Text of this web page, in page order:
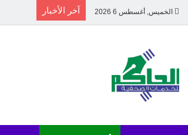
الخميس, أغسطس 6 2026 آخر الأخبار